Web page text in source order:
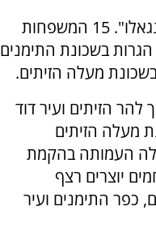
דגלי ישראל הונפו על הבתים ש"נגאלו". 15 המשפחות
הגרות בשכונת התימנים
הזיתים ועיר דוד
שכונת מעלה הזיתים
כאשר החלה העמותה בהקמת
יוצרים רצף
כפר התימנים ועיר